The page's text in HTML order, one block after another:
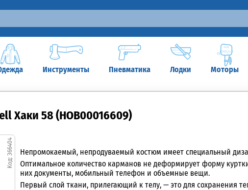
Инструменты Пневматика Лодки Моторы
Хаки 58 (НОВ00016609)
366404
Непромокаемый, непродуваемый костюм имеет специальный
Оптимальное количество карманов не деформирует форму
них документы, мобильный телефон и объемные вещи.
Первый слой ткани, прилегающий к телу, — это для сохранения